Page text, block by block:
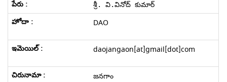
శ్రీ. వి.వినోద్ కుమార్
DAO
daojangaon[at]gmail[dot]com
జనగాం